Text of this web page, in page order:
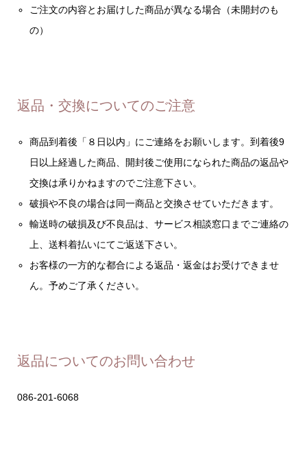
ご注文の内容とお届けした商品が異なる場合（未開封のも
の）
返品・交換についてのご注意
商品到着後「８日以内」にご連絡をお願いします。到着後9
日以上経過した商品、開封後ご使用になられた商品の返品や
交換は承りかねますのでご注意下さい。
破損や不良の場合は同一商品と交換させていただきます。
輸送時の破損及び不良品は、サービス相談窓口までご連絡の
上、送料着払いにてご返送下さい。
お客様の一方的な都合による返品・返金はお受けできませ
ん。予めご了承ください。
返品についてのお問い合わせ
086-201-6068